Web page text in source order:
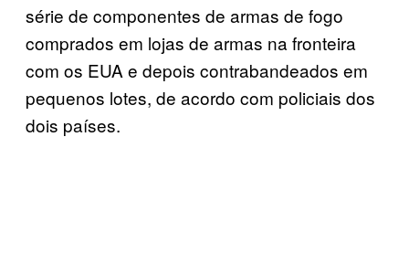
série de componentes de armas de fogo
comprados em lojas de armas na fronteira
com os EUA e depois contrabandeados em
pequenos lotes, de acordo com policiais dos
dois países.